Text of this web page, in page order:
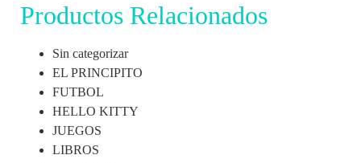
Productos Relacionados
Sin categorizar
EL PRINCIPITO
FUTBOL
HELLO KITTY
JUEGOS
LIBROS